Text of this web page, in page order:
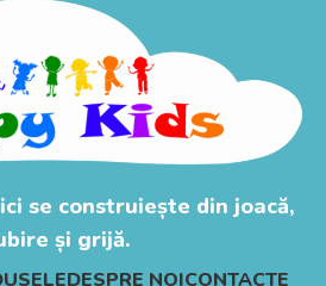
se construiește din joacă,
și grijă.
DESPRE NOICONTACTE